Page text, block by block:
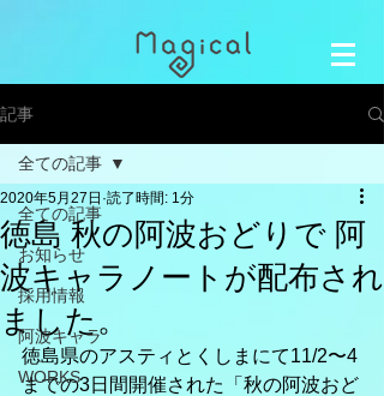
記事
全ての記事
お知らせ
採用情報
阿波キャラ
WORKS
全ての記事
徳島 秋の阿波おどりで 阿
波キャラノートが配布され
ました。
2020年5月27日 読了時間: 1分
徳島県のアスティとくしまにて11/2〜4
までの3日間開催された「秋の阿波おど